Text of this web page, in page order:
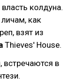
колдуна.
как
взят из
Thieves' House.
в